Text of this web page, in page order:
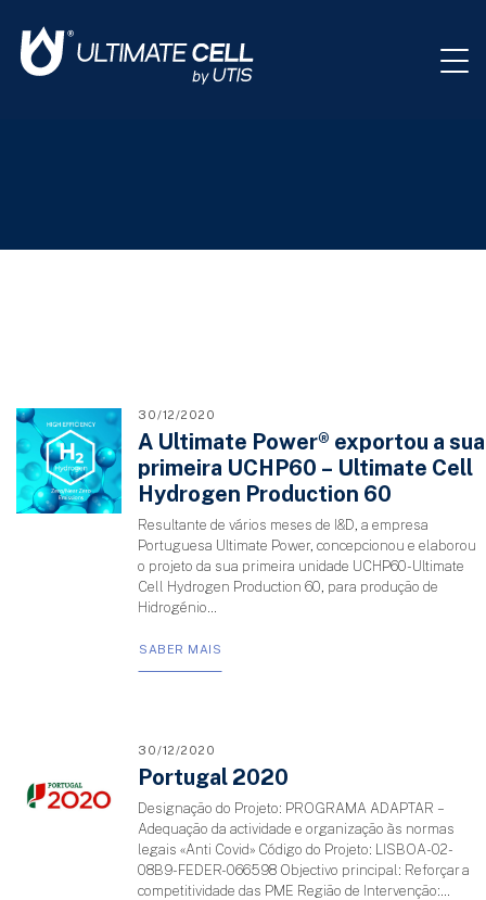
30/12/2020
A Ultimate Power® exportou a sua
primeira UCHP60 – Ultimate Cell
Hydrogen Production 60
Resultante de vários meses de I&D, a empresa
Portuguesa Ultimate Power, concepcionou e elaborou
o projeto da sua primeira unidade UCHP60-Ultimate
Cell Hydrogen Production 60, para produção de
Hidrogénio...
SABER MAIS
30/12/2020
Portugal 2020
Designação do Projeto: PROGRAMA ADAPTAR –
Adequação da actividade e organização às normas
legais «Anti Covid» Código do Projeto: LISBOA-02-
08B9-FEDER-066598 Objectivo principal: Reforçar a
competitividade das PME Região de Intervenção:...